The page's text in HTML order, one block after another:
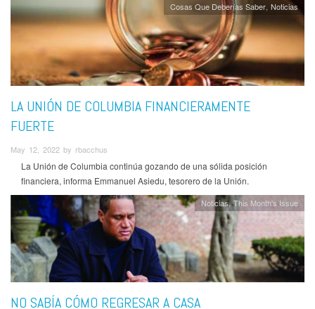
Cosas Que Deberías Saber Noticias
LA UNIÓN DE COLUMBIA FINANCIERAMENTE
FUERTE
May 12, 2022 by rbacchus
La Unión de Columbia continúa gozando de una sólida posición
financiera, informa Emmanuel Asiedu, tesorero de la Unión.
Noticias This Month's Issue
NO SABÍA CÓMO REGRESAR A CASA